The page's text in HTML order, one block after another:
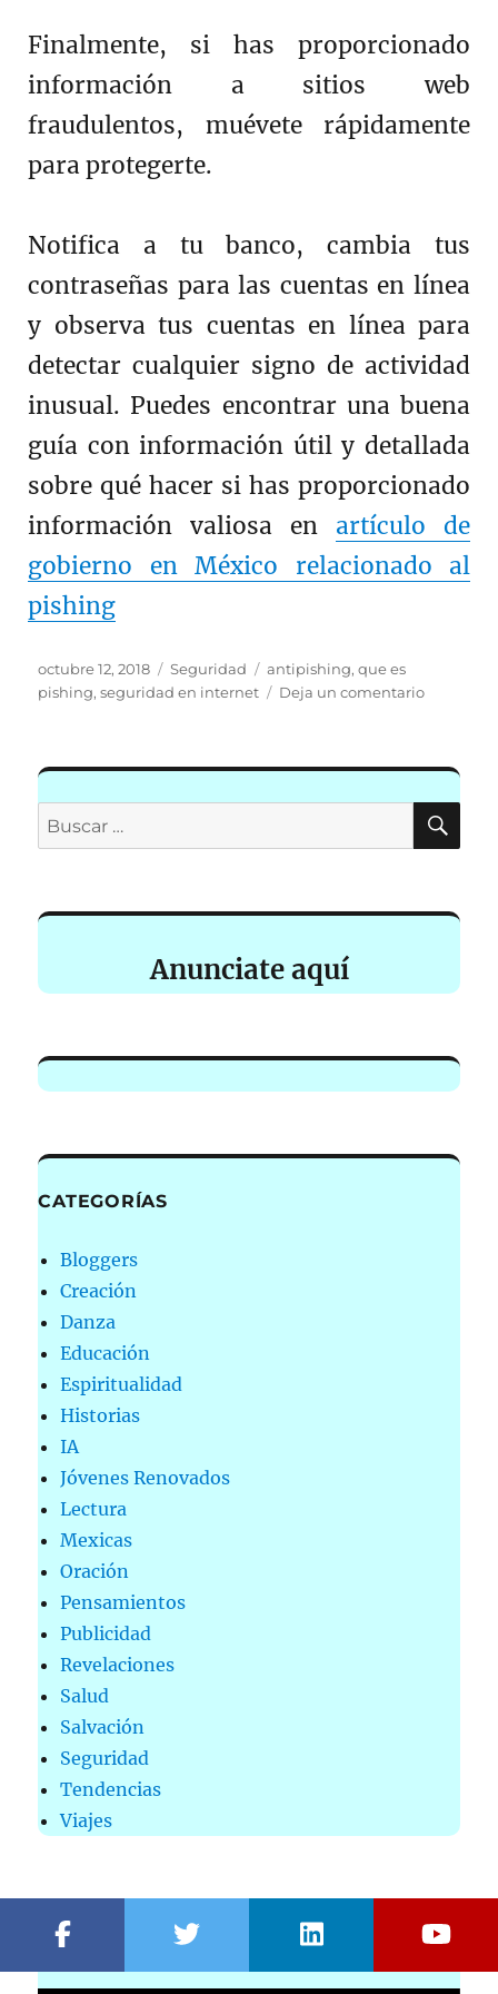
Finalmente, si has proporcionado
información a sitios web
fraudulentos, muévete rápidamente
para protegerte.
Notifica a tu banco, cambia tus
contraseñas para las cuentas en línea
y observa tus cuentas en línea para
detectar cualquier signo de actividad
inusual. Puedes encontrar una buena
guía con información útil y detallada
sobre qué hacer si has proporcionado
información valiosa en artículo de
gobierno en México relacionado al
pishing
Publicado
el
octubre 12, 2018 Categorías
Seguridad Etiquetas
antipishing,que es
pishing,seguridad en internet Deja un comentarioen
Buscar
por:
Anunciate aquí
CATEGORÍAS
Bloggers
Creación
Danza
Educación
Espiritualidad
Historias
IA
Jóvenes Renovados
Lectura
Mexicas
Oración
Pensamientos
Publicidad
Revelaciones
Salud
Salvación
Seguridad
Tendencias
Viajes
MÚSICA MILAGROS